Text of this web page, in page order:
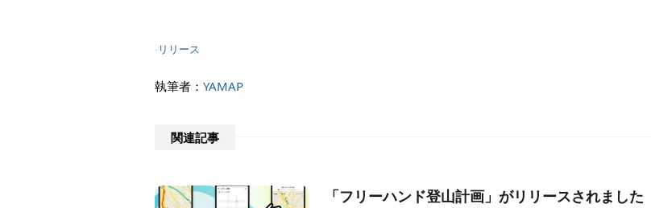
-リリース
執筆者： YAMAP
関連記事
「フリーハンド登山計画」がリリースされました